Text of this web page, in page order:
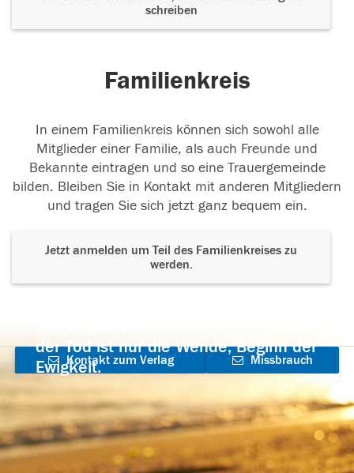
schreiben
Familienkreis
In einem Familienkreis können sich sowohl alle
Mitglieder einer Familie, als auch Freunde und
Bekannte eintragen und so eine Trauergemeinde
bilden. Bleiben Sie in Kontakt mit anderen Mitgliedern
und tragen Sie sich jetzt ganz bequem ein.
Jetzt anmelden um Teil des Familienkreises zu
werden.
der Tod ist nur die Wende, Beginn der
Ewigkeit.
Kontakt zum Verlag
aufnehmen
Missbrauch